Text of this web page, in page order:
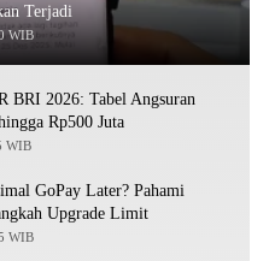
Terjadi
WIB
BRI 2026: Tabel Angsuran
Rp500 Juta
WIB
GoPay Later? Pahami
Upgrade Limit
WIB